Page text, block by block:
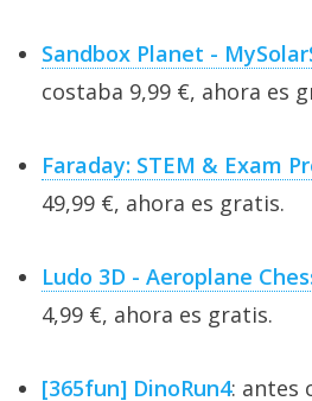
Sandbox Planet -
costaba 9,99 €, ahora es
Faraday: STEM & Exam
49,99 €, ahora es gratis.
Ludo 3D - Aeroplane
4,99 €, ahora es gratis.
[365fun] DinoRun4: antes